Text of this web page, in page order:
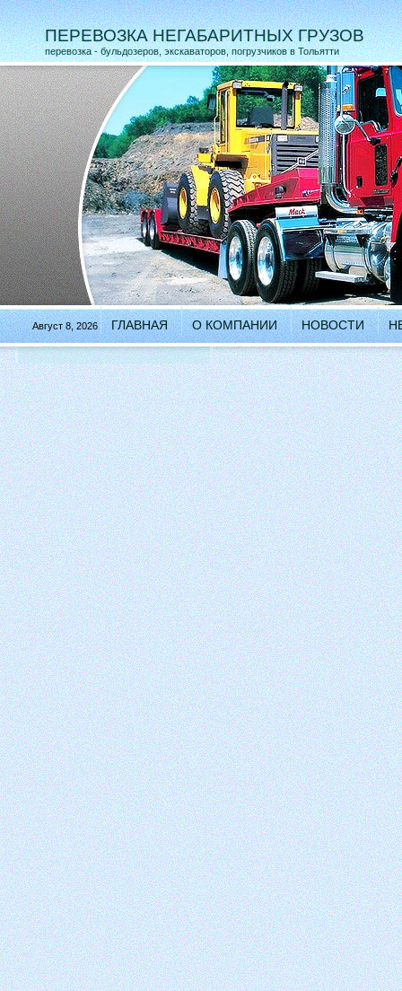
ПЕРЕВОЗКА НЕГАБАРИТНЫХ ГРУЗОВ
перевозка - бульдозеров, экскаваторов, погрузчиков в Тольятти
Август 8, 2026 ГЛАВНАЯ О КОМПАНИИ НОВОСТИ